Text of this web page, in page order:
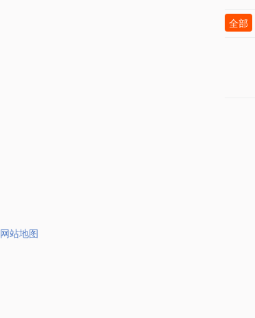
全部
网站地图